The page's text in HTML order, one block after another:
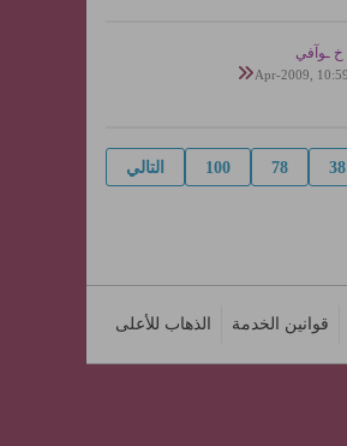
خ ـوآفي
38
78
100 التالي
قوانين الخدمة الذهاب للأعلى